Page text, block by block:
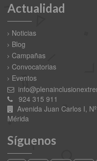
Actualidad
Noticias
Blog
Campañas
Convocatorias
Eventos
924 315 911
Avenida Juan Carlos I,
Mérida
Síguenos